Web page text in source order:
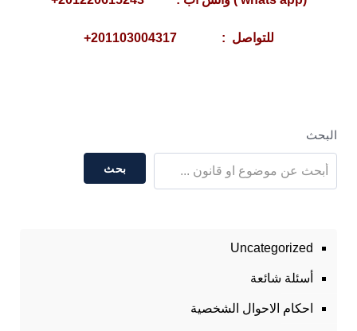
للتواصل : 201103004317+
البحث
بحث
Uncategorized
أسئلة شائعة
احكام الاحوال الشخصية